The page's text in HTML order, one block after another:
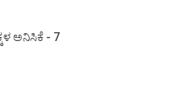
ಅನಿಸಿಕೆ - 7